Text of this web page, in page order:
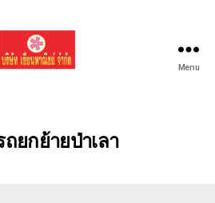
รถ
แบค
Menu
ถยกย้ายป่าเลา